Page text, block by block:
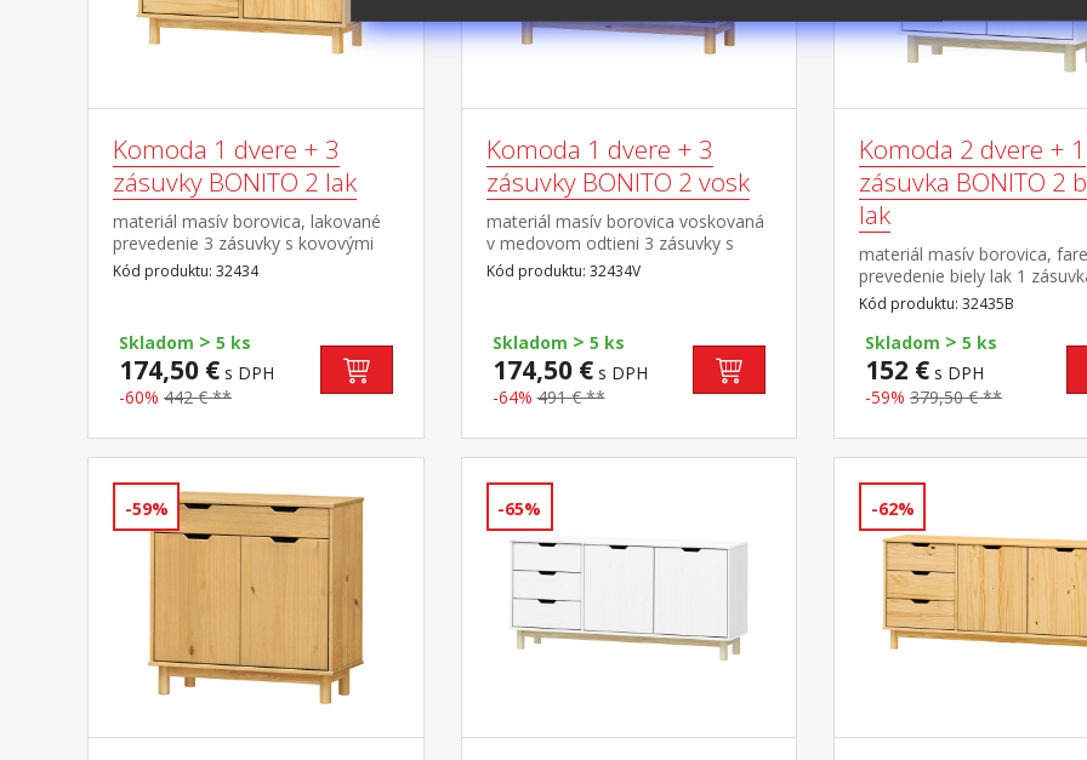
Komoda 1 dvere + 3
zásuvky BONITO 2 lak
materiál masív borovica, lakované
prevedenie 3 zásuvky s kovovými
pojazdmi, 1 dvierka, 1 polica
Kód produktu: 32434
Skladom > 5 ks
174,50 € s DPH
-60% 442 € **
Komoda 1 dvere + 3
zásuvky BONITO 2 vosk
materiál masív borovica voskovaná
v medovom odtieni 3 zásuvky s
kovovými pojazdmi, 1 dvierka, 1
polica
Kód produktu: 32434V
Skladom > 5 ks
174,50 €s DPH
-64% 491 € **
Komoda 2 dvere + 1
zásuvka BONITO 2
lak
materiál masív borovica,
prevedenie biely lak 1
kovovými pojazdmi, 2
polica
Kód produktu: 32435B
Skladom > 5 ks
152 € s DPH
-59% 379,50 € **
-59% -65% -62%